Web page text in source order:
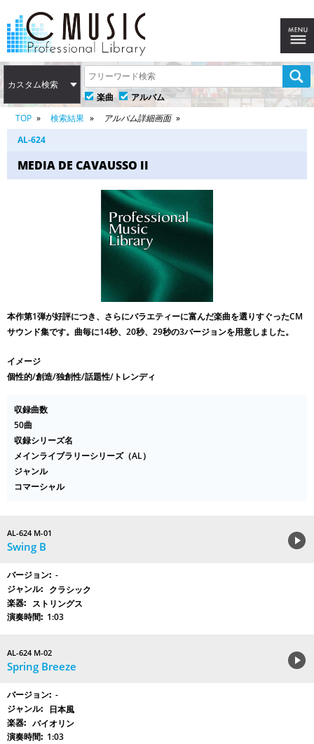
カスタム検索
楽曲
アルバム
TOP
検索結果
アルバム詳細画面
AL-624
MEDIA DE CAVAUSSO II
本作第1弾が好評につき、さらにバラエティーに富んだ楽曲を選りすぐったCM
サウンド集です。曲毎に14秒、20秒、29秒の3バージョンを用意しました。
イメージ
個性的/創造/独創性/話題性/トレンディ
収録曲数
50曲
収録シリーズ名
メインライブラリーシリーズ（AL）
ジャンル
コマーシャル
AL-624 M-01
Swing B
-
クラシック
ストリングス
1:03
AL-624 M-02
Spring Breeze
-
日本風
バイオリン
1:03